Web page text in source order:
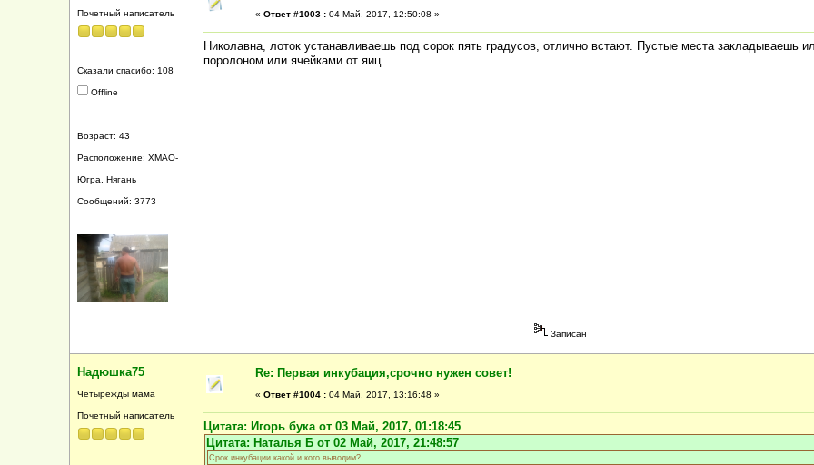
Почетный написатель
Сказали спасибо: 108
Offline
Возраст: 43
Расположение: ХМАО-
Югра, Нягань
Сообщений: 3773
« Ответ #1003 : 04 Май, 2017, 12:50:08 »
Николавна, лоток устанавливаешь под сорок пять градусов, отлично встают. Пустые места закладываешь
поролоном или ячейками от яиц.
Записан
Надюшка75
Четырежды мама
Почетный написатель
Re: Первая инкубация,срочно нужен совет!
« Ответ #1004 : 04 Май, 2017, 13:16:48 »
Цитата: Игорь бука от 03 Май, 2017, 01:18:45
Цитата: Наталья Б от 02 Май, 2017, 21:48:57
Срок инкубации какой и кого выводим?